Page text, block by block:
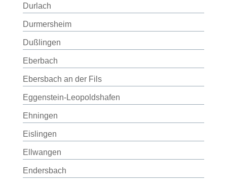
Durlach
Durmersheim
Dußlingen
Eberbach
Ebersbach an der Fils
Eggenstein-Leopoldshafen
Ehningen
Eislingen
Ellwangen
Endersbach